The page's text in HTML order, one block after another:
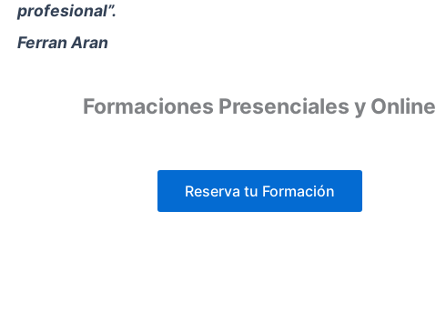
profesional”.
Ferran Aran
Formaciones Presenciales y Online
Reserva tu Formación